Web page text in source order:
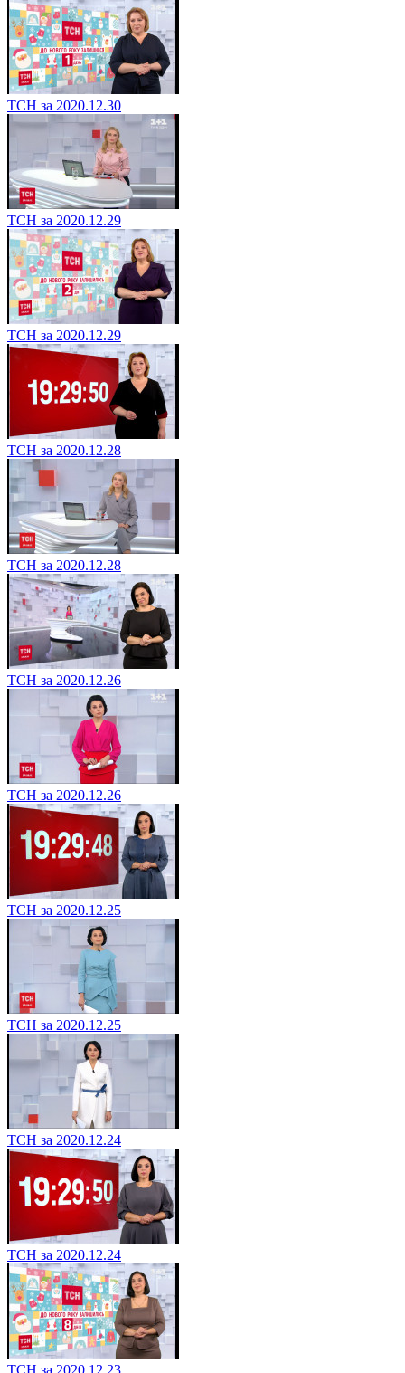
ТСН за 2020.12.30
ТСН за 2020.12.29
ТСН за 2020.12.29
ТСН за 2020.12.28
ТСН за 2020.12.28
ТСН за 2020.12.26
ТСН за 2020.12.26
ТСН за 2020.12.25
ТСН за 2020.12.25
ТСН за 2020.12.24
ТСН за 2020.12.24
ТСН за 2020.12.23